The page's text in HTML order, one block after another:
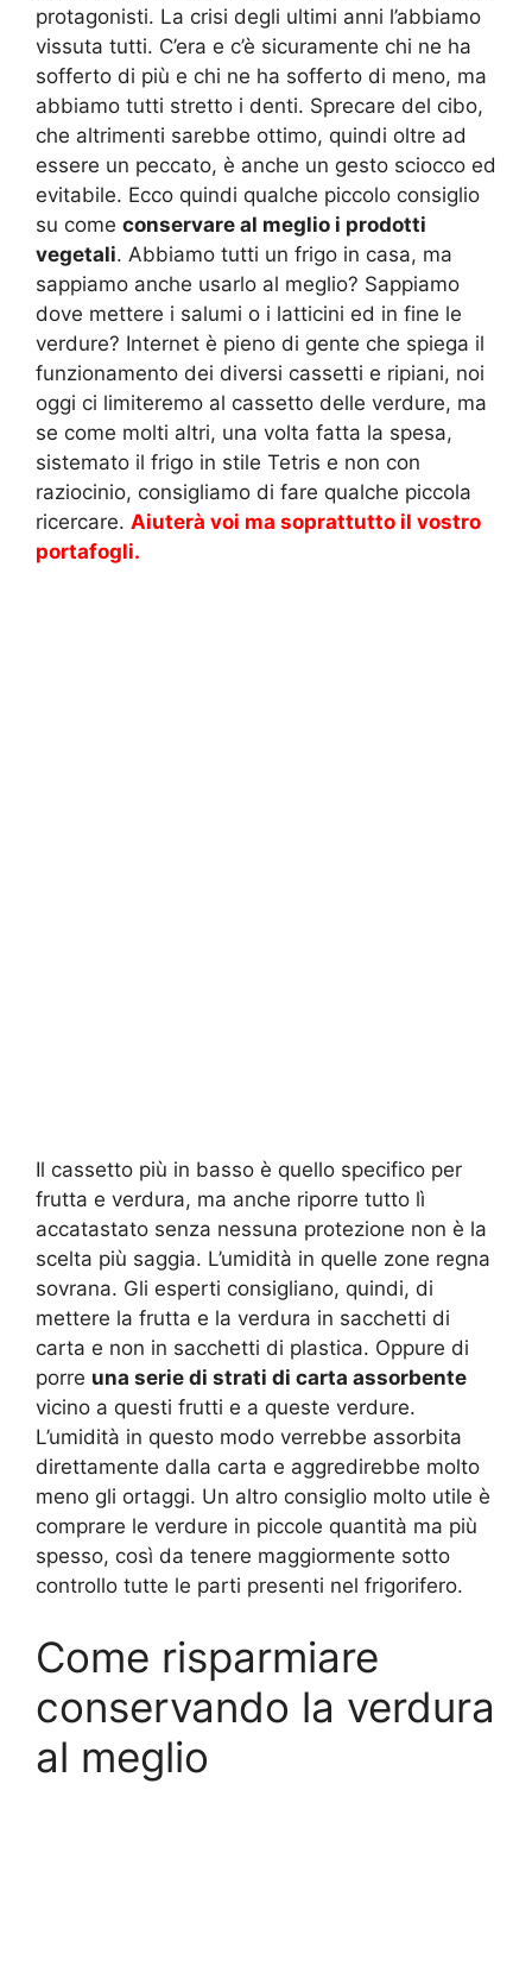
protagonisti. La crisi degli ultimi anni l’abbiamo
vissuta tutti. C’era e c’è sicuramente chi ne ha
sofferto di più e chi ne ha sofferto di meno, ma
abbiamo tutti stretto i denti. Sprecare del cibo,
che altrimenti sarebbe ottimo, quindi oltre ad
essere un peccato, è anche un gesto sciocco ed
evitabile. Ecco quindi qualche piccolo consiglio
su come conservare al meglio i prodotti
vegetali. Abbiamo tutti un frigo in casa, ma
sappiamo anche usarlo al meglio? Sappiamo
dove mettere i salumi o i latticini ed in fine le
verdure? Internet è pieno di gente che spiega il
funzionamento dei diversi cassetti e ripiani, noi
oggi ci limiteremo al cassetto delle verdure, ma
se come molti altri, una volta fatta la spesa,
sistemato il frigo in stile Tetris e non con
raziocinio, consigliamo di fare qualche piccola
ricercare. Aiuterà voi ma soprattutto il vostro
portafogli.
Il cassetto più in basso è quello specifico per
frutta e verdura, ma anche riporre tutto lì
accatastato senza nessuna protezione non è la
scelta più saggia. L’umidità in quelle zone regna
sovrana. Gli esperti consigliano, quindi, di
mettere la frutta e la verdura in sacchetti di
carta e non in sacchetti di plastica. Oppure di
porre una serie di strati di carta assorbente
vicino a questi frutti e a queste verdure.
L’umidità in questo modo verrebbe assorbita
direttamente dalla carta e aggredirebbe molto
meno gli ortaggi. Un altro consiglio molto utile è
comprare le verdure in piccole quantità ma più
spesso, così da tenere maggiormente sotto
controllo tutte le parti presenti nel frigorifero.
Come risparmiare
conservando la verdura
al meglio